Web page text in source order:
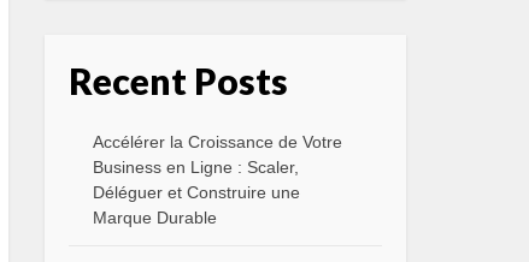
Recent Posts
Accélérer la Croissance de Votre
Business en Ligne : Scaler,
Déléguer et Construire une
Marque Durable